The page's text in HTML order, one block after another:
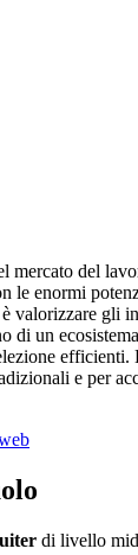
mercato del
le enormi
valorizzare gli
di un
e per
di livello